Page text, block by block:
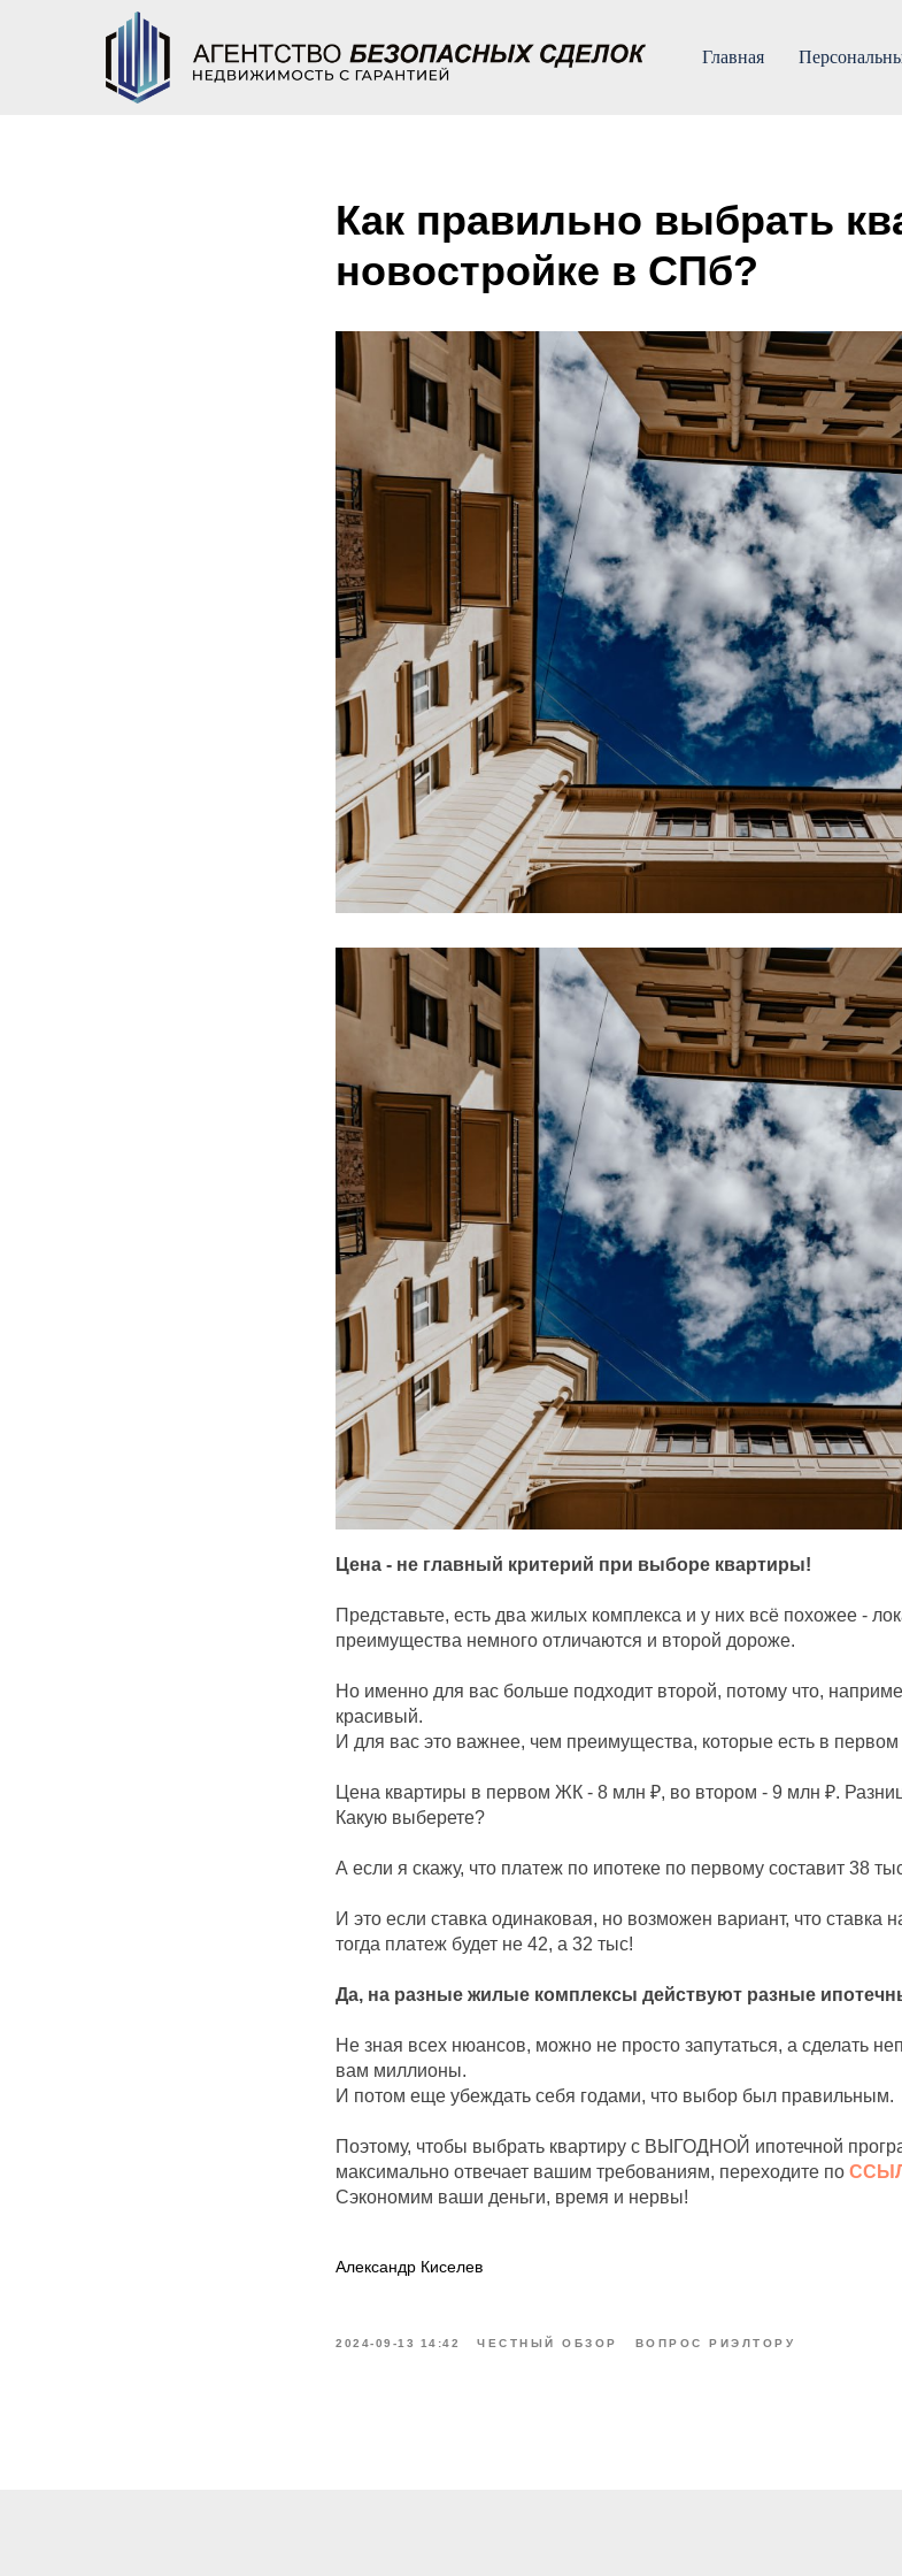
Главная
Как правильно выбрать
новостройке в СПб?
Цена - не главный критерий при выборе квартиры!
Представьте, есть два жилых комплекса и у них всё похожее -
преимущества немного отличаются и второй дороже.
Но именно для вас больше подходит второй, потому что,
красивый.
И для вас это важнее, чем преимущества, которые есть в первом
Цена квартиры в первом ЖК - 8 млн ₽, во втором - 9 млн ₽.
Какую выберете?
А если я скажу, что платеж по ипотеке по первому составит 38
И это если ставка одинаковая, но возможен вариант, что
тогда платеж будет не 42, а 32 тыс!
Да, на разные жилые комплексы действуют разные
Не зная всех нюансов, можно не просто запутаться, а сделать
вам миллионы.
И потом еще убеждать себя годами, что выбор был правильным.
Поэтому, чтобы выбрать квартиру с ВЫГОДНОЙ ипотечной
максимально отвечает вашим требованиям, переходите по
Сэкономим ваши деньги, время и нервы!
Александр Киселев
2024-09-13 14:42 ЧЕСТНЫЙ ОБЗОР ВОПРОС РИЭЛТОРУ